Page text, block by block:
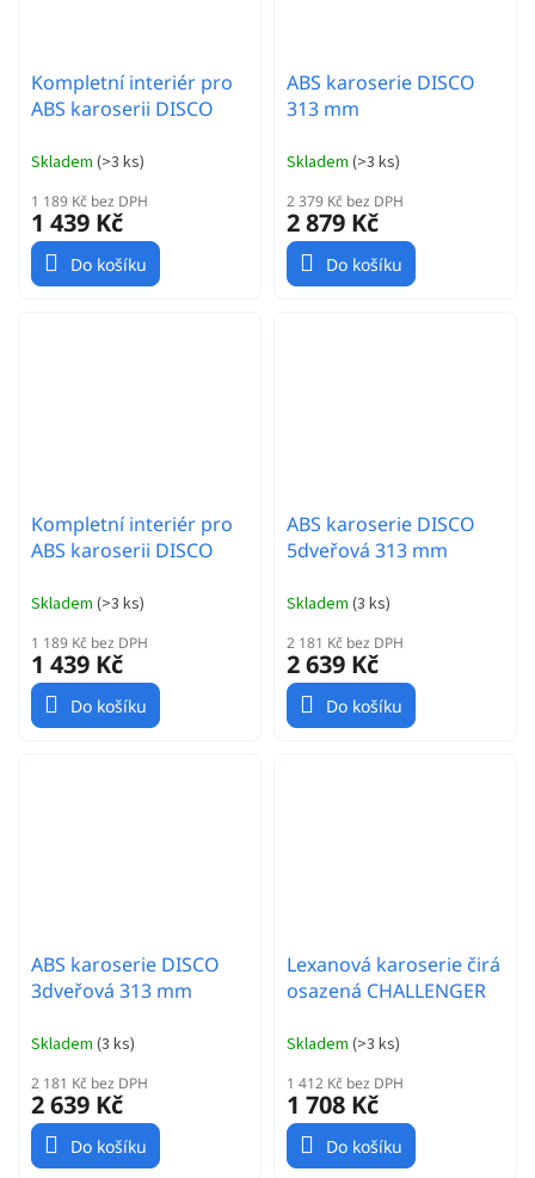
Kompletní interiér pro
ABS karoserii DISCO
Skladem (>3 ks)
1 189 Kč bez DPH
1 439 Kč
Do košíku
ABS karoserie DISCO
313 mm
Skladem (>3 ks)
2 379 Kč bez DPH
2 879 Kč
Do košíku
Kompletní interiér pro
ABS karoserii DISCO
Skladem (>3 ks)
1 189 Kč bez DPH
1 439 Kč
Do košíku
ABS karoserie DISCO
5dveřová 313 mm
Skladem (3 ks)
2 181 Kč bez DPH
2 639 Kč
Do košíku
ABS karoserie DISCO
3dveřová 313 mm
Skladem (3 ks)
2 181 Kč bez DPH
2 639 Kč
Do košíku
Lexanová karoserie čirá
osazená CHALLENGER
Skladem (>3 ks)
1 412 Kč bez DPH
1 708 Kč
Do košíku